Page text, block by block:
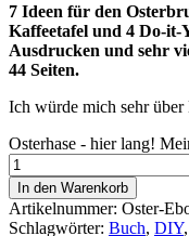
7 Ideen für den
Kaffeetafel und 4 Do-it-
Ausdrucken und sehr
44 Seiten.
Ich würde mich sehr
Osterhase - hier lang!
In den Warenkorb
Artikelnummer: Oster-
Schlagwörter: Buch, DIY,